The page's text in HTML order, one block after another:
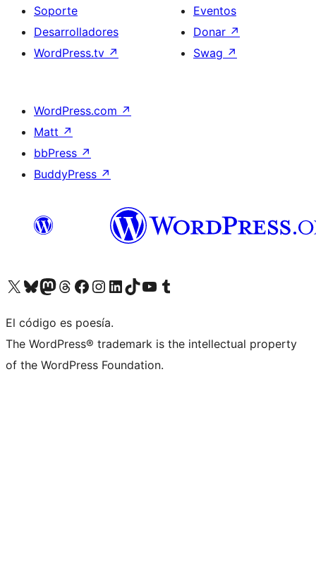
Soporte
Desarrolladores
WordPress.tv ↗
Eventos
Donar ↗
Swag ↗
WordPress.com ↗
Matt ↗
bbPress ↗
BuddyPress ↗
Visitá nuestra cuenta de X (anteriormente Twitter)
Visitá nuestra cuenta de Bluesky
Visitá nuestra cuenta de Mastodon
Visitá nuestra cuenta de Threads
Visitá nuestra página de Facebook
Visitá nuestra cuenta de Instagram
Visitá nuestra cuenta de LinkedIn
Visitá nuestra cuenta de TikTok
Visitá nuestro canal de YouTube
Visitá nuestra cuenta de Tumblr
El código es poesía.
The WordPress® trademark is the intellectual property
of the WordPress Foundation.